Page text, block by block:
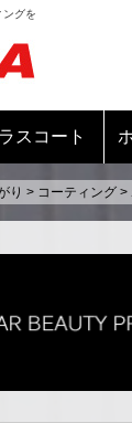
ングを
スコート
り > コーティング >